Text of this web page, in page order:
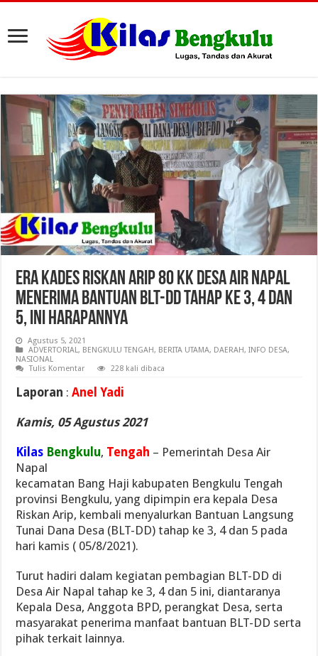
Era Kades Riskan Arip 80 KK Desa Air Napal
Menerima Bantuan BLT-DD Tahap Ke 3, 4 Dan
5, Ini Harapannya
Agustus 5, 2021
ADVERTORIAL, BENGKULU TENGAH, BERITA UTAMA, DAERAH,INFO DESA,
NASIONAL
Tulis Komentar
228 kali dibaca
Laporan :Anel Yadi
Kamis, 05 Agustus 2021
Kilas Bengkulu, Tengah – Pemerintah Desa Air
Napal
kecamatan Bang Haji kabupaten Bengkulu Tengah
provinsi Bengkulu, yang dipimpin era kepala Desa
Riskan Arip, kembali menyalurkan Bantuan Langsung
Tunai Dana Desa (BLT-DD) tahap ke 3, 4 dan 5 pada
hari kamis ( 05/8/2021).
Turut hadiri dalam kegiatan pembagian BLT-DD di
Desa Air Napal tahap ke 3, 4 dan 5 ini, diantaranya
Kepala Desa, Anggota BPD, perangkat Desa, serta
masyarakat penerima manfaat bantuan BLT-DD serta
pihak terkait lainnya.